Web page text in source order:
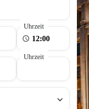
Uhrzeit
Uhrzeit